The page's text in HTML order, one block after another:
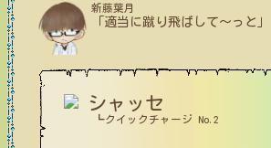
新藤葉月
「適当に蹴り飛ばして～っと」
シャッセ
┗クイックチャージ No.2